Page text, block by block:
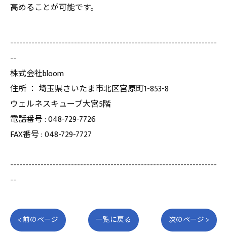
高めることが可能です。
--------------------------------------------------------------------
--
株式会社bloom
住所 ： 埼玉県さいたま市北区宮原町1-853-8
ウェルネスキューブ大宮5階
電話番号 : 048-729-7726
FAX番号 : 048-729-7727
--------------------------------------------------------------------
--
< 前のページ 一覧に戻る 次のページ >